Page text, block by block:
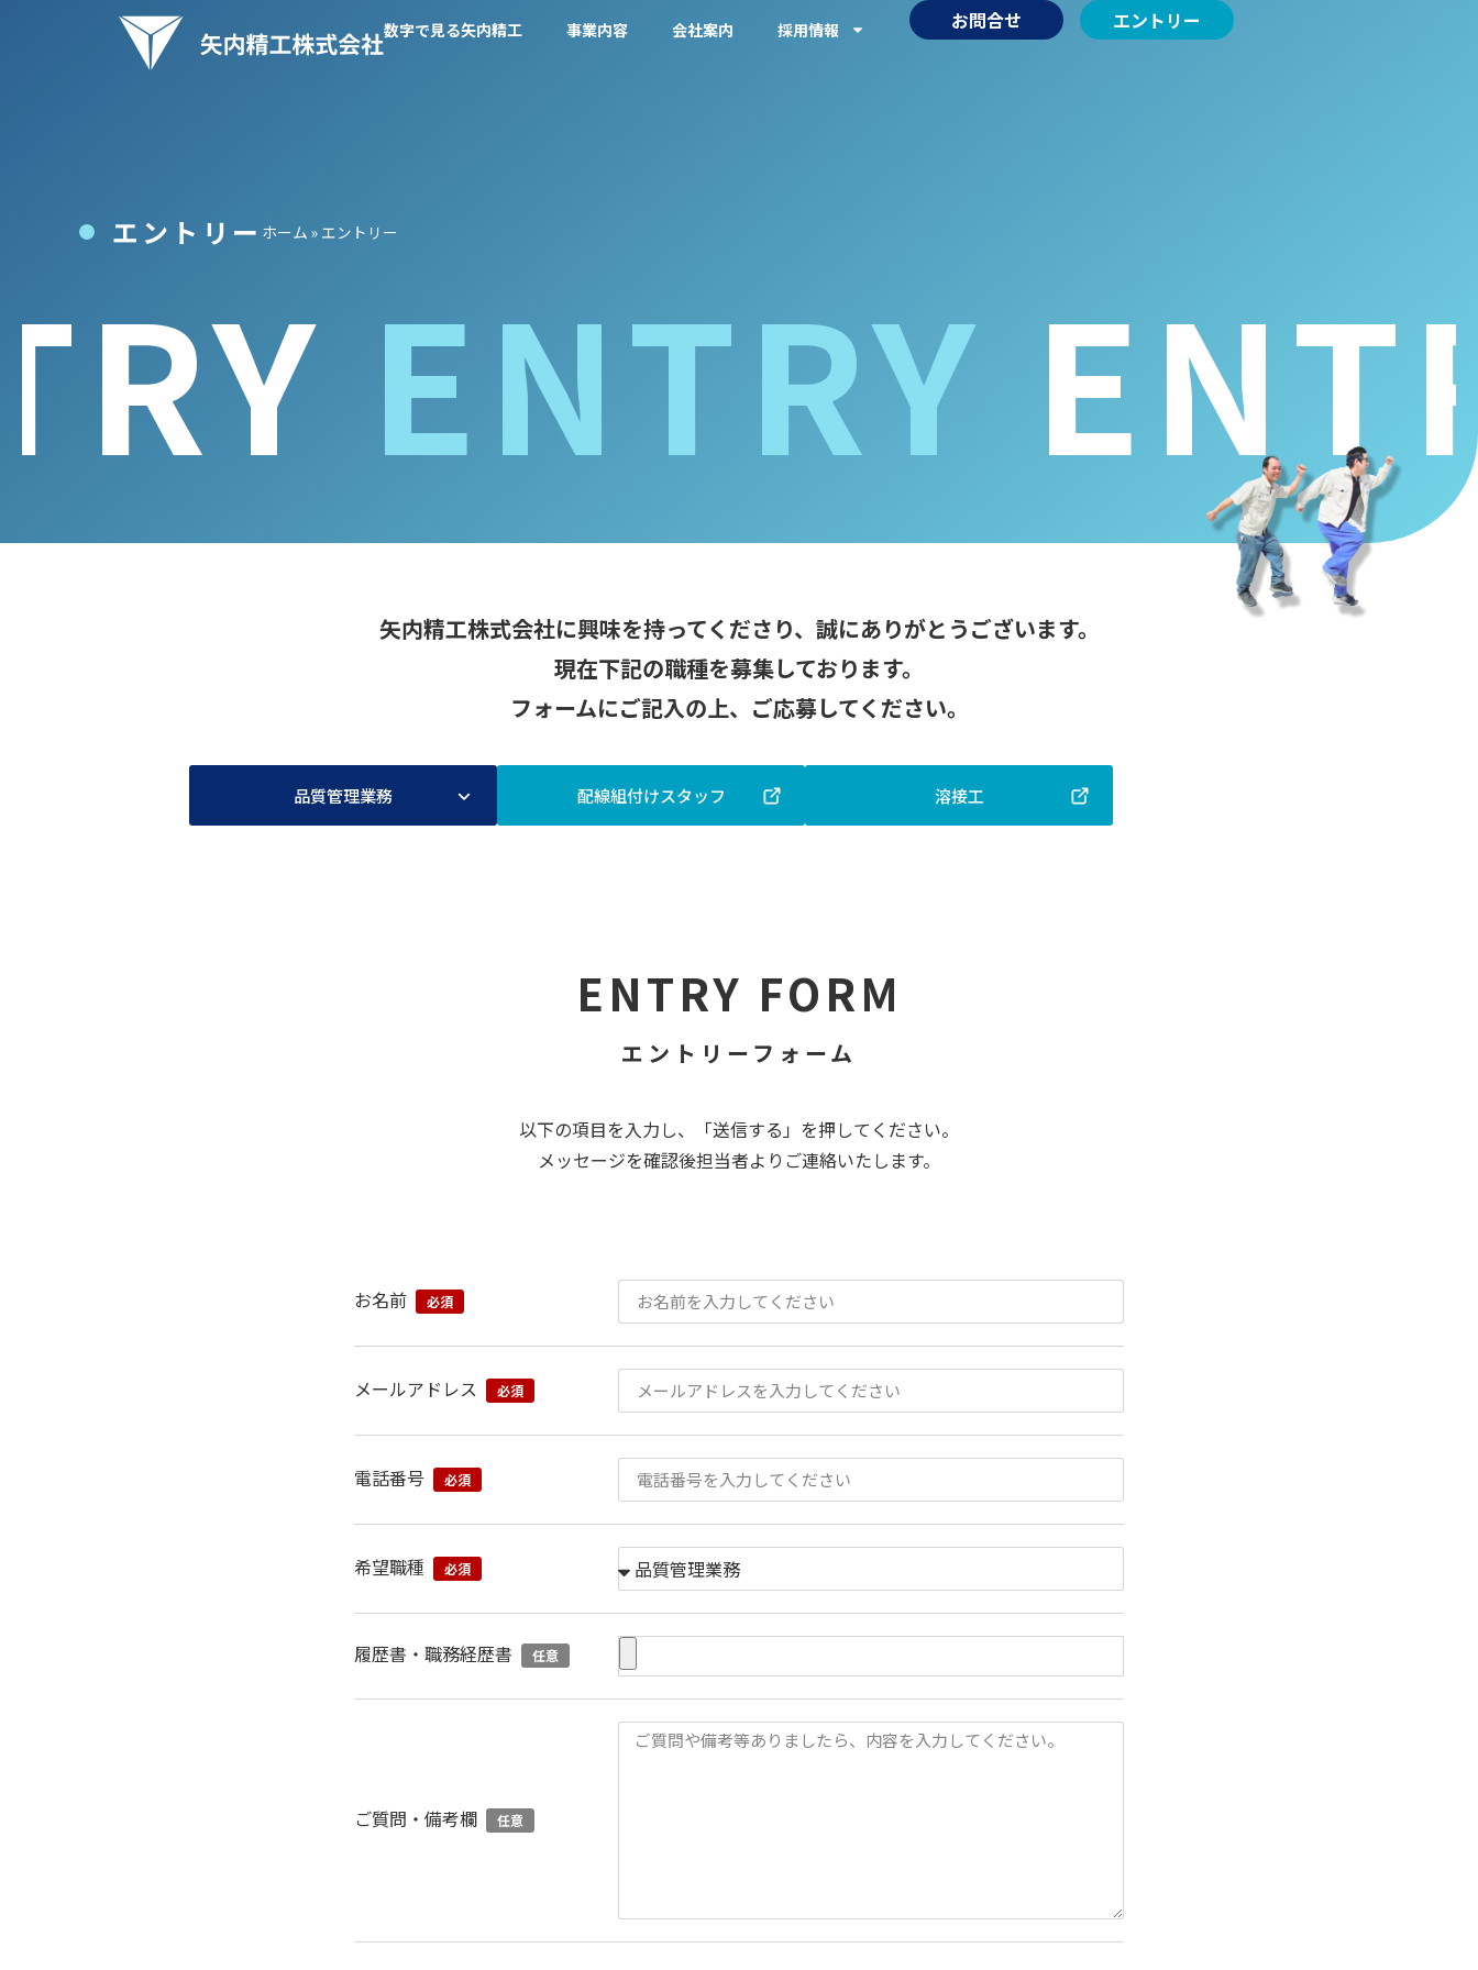
数字で見る矢内精工 事業内容 会社案内 採用情報 お問合せ エントリー
エントリー ホーム » エントリー
ENTRY
矢内精工株式会社に興味を持ってくださり、誠にありがとうございます。
⁨⁩現在下記の職種を募集しております。
フォームにご記入の上、ご応募してください。
品質管理業務 配線組付けスタッフ 溶接工
ENTRY FORM
エントリーフォーム
以下の項目を入力し、「送信する」を押してください。
メッセージを確認後担当者よりご連絡いたします。
お名前 必須
メールアドレス 必須
電話番号 必須
希望職種 必須
履歴書・職務経歴書 任意
ご質問・備考欄 任意